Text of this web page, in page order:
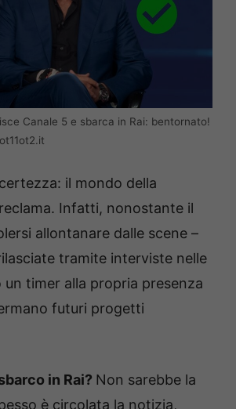
Canale 5 e sbarca in Rai: bentornato!
il mondo della
Infatti, nonostante il
allontanare dalle scene –
tramite interviste nelle
un timer alla propria presenza
futuri progetti
in Rai? Non sarebbe la
è circolata la notizia,